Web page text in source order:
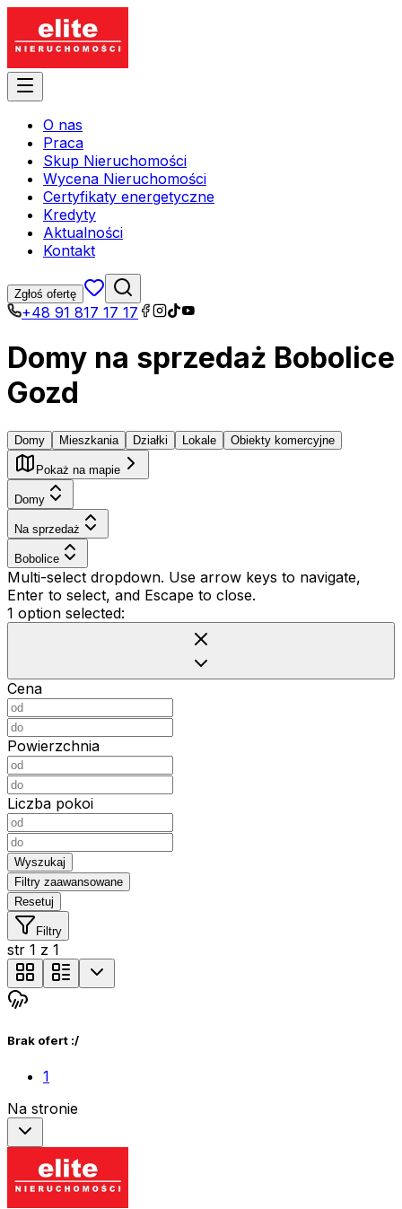
O nas
Praca
Skup Nieruchomości
Wycena Nieruchomości
Certyfikaty energetyczne
Kredyty
Aktualności
Kontakt
Zgłoś ofertę
+48 91 817 17 17
Domy na sprzedaż Bobolice
Gozd
Domy Mieszkania Działki Lokale Obiekty komercyjne
Pokaż na mapie
Domy
Na sprzedaż
Bobolice
Multi-select dropdown. Use arrow keys to navigate,
Enter to select, and Escape to close.
1 option selected:
Cena
Powierzchnia
Liczba pokoi
Wyszukaj
Filtry zaawansowane
Resetuj
Filtry
str 1 z 1
Brak ofert :/
1
Na stronie